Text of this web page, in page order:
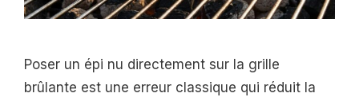
Poser un épi nu directement sur la grille
brûlante est une erreur classique qui réduit la